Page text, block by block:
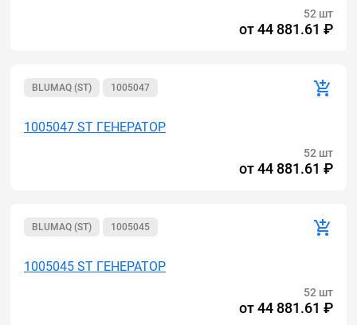
52 шт
от44 881.61 ₽
BLUMAQ (ST) 1005047
1005047 ST ГЕНЕРАТОР
52 шт
от44 881.61 ₽
BLUMAQ (ST) 1005045
1005045 ST ГЕНЕРАТОР
52 шт
от44 881.61 ₽